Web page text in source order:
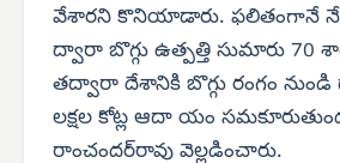
వేశారని కొనియాడారు. ఫలితంగానే
ద్వారా బొగ్గు ఉత్పత్తి సుమారు 70
తద్వారా దేశానికి బొగ్గు రంగం
లక్షల కోట్ల ఆదా యం
రాంచందర్‌రావు వెల్లడించారు.